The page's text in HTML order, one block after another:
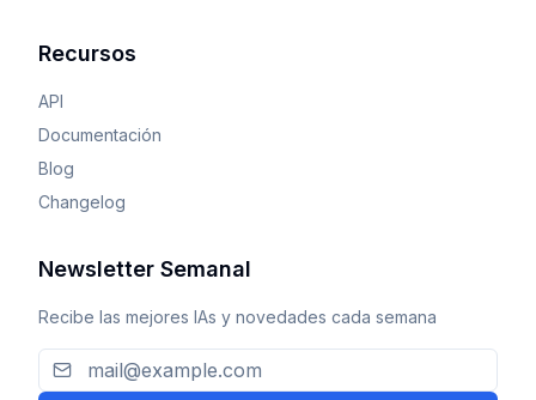
Recursos
API
Documentación
Blog
Changelog
Newsletter Semanal
Recibe las mejores IAs y novedades cada semana